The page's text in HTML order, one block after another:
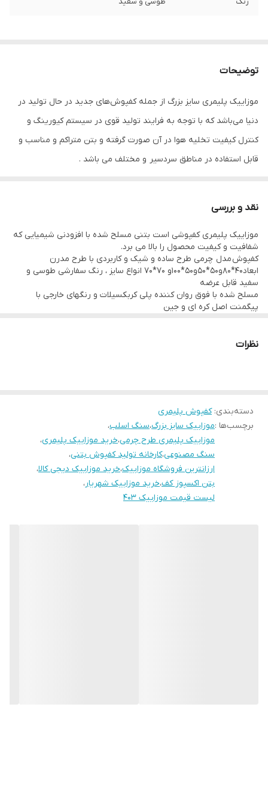
توضیحات
موزاییک پلیمری سایز بزرگ از جمله کفپوش‌های جدید در حال تولید در
دنیا می‌باشد که با توجه به فرایند تولید قوی در سیستم کیورینگ و
کنترل کیفیت تخلیه هوا در آن صورت گرفته و بتن متراکم و مناسب و
قابل استفاده در مناطق سردسیر و مختلف می باشد .
70*70
50*50
50*100
موزاییک چرمی ساده با ابعاد مختلف معمولا برای محوطه های عمومی یا
پارک محوطه شخصی مانند باغ ویلا و پارکینگ مناسب می باشد.
از مزیت این طرح میتوان به سطح ساده و چرمی مانند آن اشاره کرد که
نقد و بررسی
موزاییک پلیمری کفپوشی است بتنی مسلح شده با افزودنی شیمیایی که
شفافیت و کیفیت محصول را بالا می برد.
کفپوش مدل چرمی طرح ساده و شیک و کاربردی با طرح مدرن
ابعاد40*80و50*50و50*100و 70*70 انواع سایز ، رنگ سفارشی طوسی و
سفید قابل عرضه
مسلح شده با فوق روان کننده پلی کربکسیلات و رنگهای خارجی با
پیگمنت اصل کره ای و جین
طرح چرمی ترند این روز های لنداسکیپ می باشد.از دست ندهید🫶🏾
نظرات
دسته‌بندی:کفپوش پلیمری
برچسب‌ها :موزاییک سایز بزرگ،سنگ اسلب،
موزاییک پلیمری طرح چرمی،خرید موزاییک پلیمری،
سنگ مصنوعی،کارخانه تولید کفپوش بتنی،
ارزانترین فروشگاه موزاییک،خرید موزاییک دیجی کالا،
بتن اکسپوز کف،خرید موزاییک شهریار،
لیست قیمت موزاییک 403